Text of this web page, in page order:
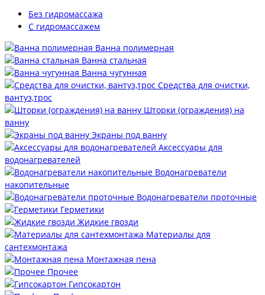
Без гидромассажа
С гидромассажем
Ванна полимерная
Ванна стальная
Ванна чугунная
Средства для очистки,
вантуз,трос
Шторки (ограждения) на
ванну
Экраны под ванну
Аксессуары для
водонагревателей
Водонагреватели
накопительные
Водонагреватели проточные
Герметики
Жидкие гвозди
Материалы для
сантехмонтажа
Монтажная пена
Прочее
Гипсокартон